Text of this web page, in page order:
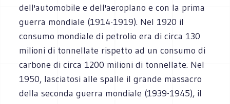
dell'automobile e dell'aeroplano e con la prima
guerra mondiale (1914-1919). Nel 1920 il
consumo mondiale di petrolio era di circa 130
milioni di tonnellate rispetto ad un consumo di
carbone di circa 1200 milioni di tonnellate. Nel
1950, lasciatosi alle spalle il grande massacro
della seconda guerra mondiale (1939-1945), il